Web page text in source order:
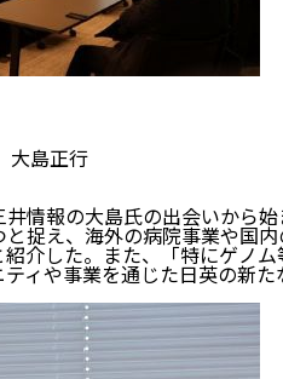
大島正行
情報の大島氏の出会いから
捉え、海外の病院事業や国
介した。また、「特にゲノ
ィや事業を通じた日英の新